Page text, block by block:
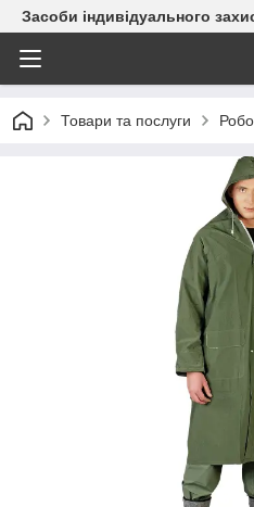
Засоби індивідуального
Товари та послуги